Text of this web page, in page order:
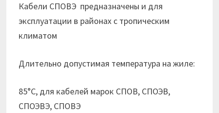
Кабели СПОВЭ предназначены и для
эксплуатации в районах с тропическим
климатом
Длительно допустимая температура на жиле:
85°С, для кабелей марок СПОВ, СПОЭВ,
СПОЭВЭ, СПОВЭ